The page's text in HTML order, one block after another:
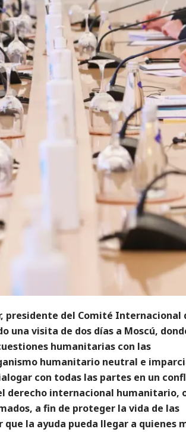
presidente del Comité Internacional
una visita de dos días a Moscú,
humanitarias con las
humanitario neutral e
con todas las partes en un
derecho internacional humanitario,
a fin de proteger la vida de las
la ayuda pueda llegar a quienes